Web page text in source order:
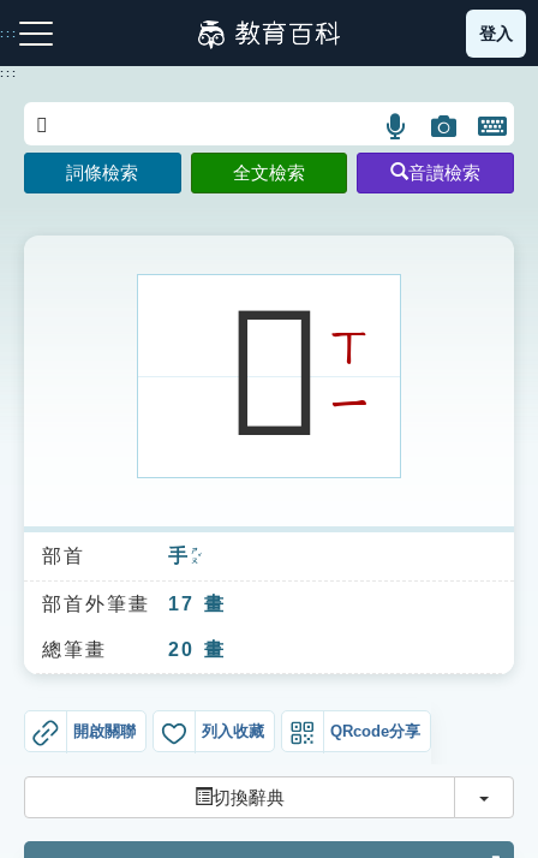
到
主
:::
注音索引圖示 筆畫索引圖示 部首索引表圖示
索引選單
知識索引
單字索引
登入
:::
語
言
搜
示
圖
片
搜
開
鍵
圖
詞條檢索 全文檢索 音讀檢索
𢹍ㄒ
ㄧ
部首 手 ㄕㄡˇ
部首外筆畫 17 畫
總筆畫 20 畫
開啟關聯 列入收藏 QRcode分享
切換辭典 切換